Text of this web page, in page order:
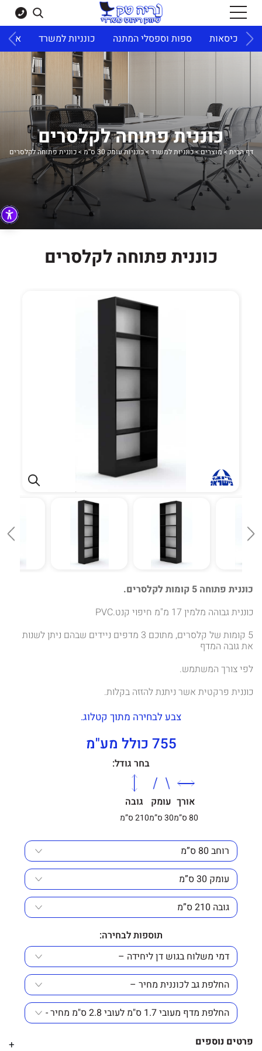
כיסאות ספות וספסלי המתנה כונניות למשרד
כוננית פתוחה לקלסרים
דף הבית>מוצרים>כונניות למשרד>כונניות עומק 30 ס''מ >כוננית פתוחה לקלסרים
כוננית פתוחה לקלסרים
כוננית פתוחה 5 קומות לקלסרים.
כוננית גבוהה מלמין 17 מ"מ חיפוי קנט.PVC
5 קומות של קלסרים, מתוכם 3 מדפים ניידים שבהם ניתן לשנות
את גובה המדף
לפי צורך המשתמש.
כוננית פרקטית אשר ניתנת להזזה בקלות.
צבע לבחירה מתוך קטלוג.
755 כולל מע"מ
בחר גודל:
אורך
80 ס”מ
עומק
30 ס”מ
גובה
210 ס”מ
תוספות לבחירה:
פרטים נוספים +